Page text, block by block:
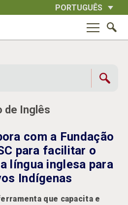
PORTUGUÊS
de Inglês
com a Fundação
para facilitar o
língua inglesa para
Indígenas
que capacita e